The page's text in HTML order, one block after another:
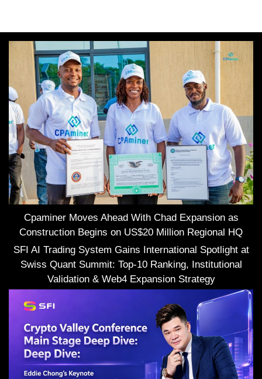
Cpaminer Moves Ahead With Chad Expansion as
Construction Begins on US$20 Million Regional HQ
SFI AI Trading System Gains International Spotlight at
Swiss Quant Summit: Top-10 Ranking, Institutional
Validation & Web4 Expansion Strategy